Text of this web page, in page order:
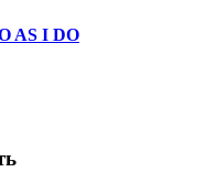
AS I DO